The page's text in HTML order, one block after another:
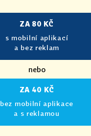
ZA 80 KČ
s mobilní aplikací
a bez reklam
nebo
ZA 40 KČ
bez mobilní aplikace
a s reklamou